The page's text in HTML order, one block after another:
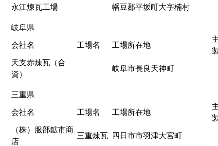
永江煉瓦工場
幡豆郡平坂町大字楠村
岐阜県
会社名 工場名 工場所在地
天支赤煉瓦（合
資）
岐阜市長良天神町
三重県
会社名 工場名 工場所在地
（株）服部鉱市商
店
三重煉瓦 四日市市羽津大宮町